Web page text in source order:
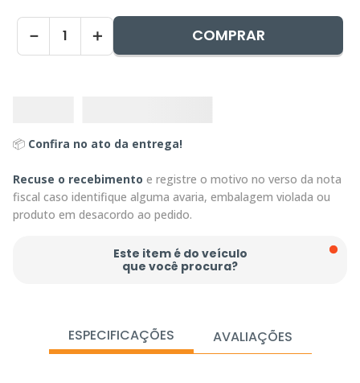
＋
－ COMPRAR
📦 Confira no ato da entrega!
Recuse o recebimento e registre o motivo no verso da nota
fiscal caso identifique alguma avaria, embalagem violada ou
produto em desacordo ao pedido.
Este item é do veículo
que você procura?
ESPECIFICAÇÕES AVALIAÇÕES